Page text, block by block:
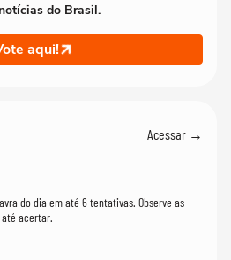
notícias do Brasil.
aqui!
Acessar →
do dia em até 6 tentativas. Observe as
acertar.